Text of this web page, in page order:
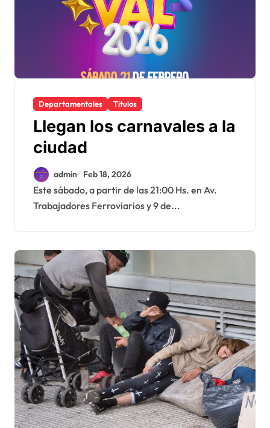
Departamentales Titulos
Llegan los carnavales a la
ciudad
admin Feb 18, 2026
Este sábado, a partir de las 21:00 Hs. en Av.
Trabajadores Ferroviarios y 9 de...